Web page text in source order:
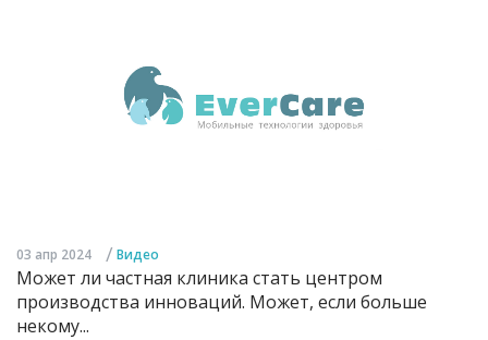
03 апр 2024 / Видео
Может ли частная клиника стать центром
производства инноваций. Может, если больше
некому...